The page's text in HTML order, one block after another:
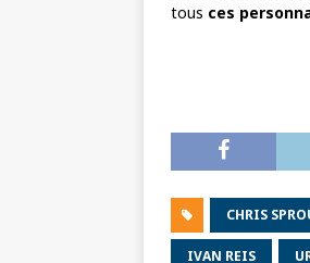
tous ces
CHRIS
IVAN REIS